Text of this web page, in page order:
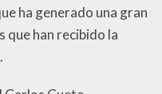
ha generado una gran
que han recibido la